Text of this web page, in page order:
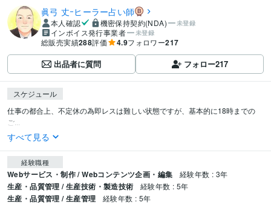
眞弓 丈ｰヒーラー占い師
本人確認 機密保持契約(NDA) 未登録
インボイス発行事業者 未登録
総販売実績288評価 4.9フォロワー217
出品者に質問 フォロー217
スケジュール
仕事の都合上、不定休の為即レスは難しい状態ですが、基本的に18時までの
ご...
すべて見る
経験職種
Webサービス・制作 / Webコンテンツ企画・編集 経験年数 : 3年
生産・品質管理 / 生産技術・製造技術 経験年数 : 5年
生産・品質管理 / 生産管理 経験年数 : 5年